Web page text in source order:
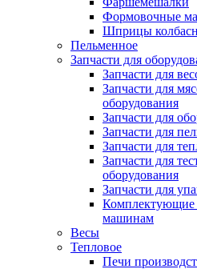
Формовочные
Шприцы
Пельменное
Запчасти для
Запчасти для
Запчасти для
оборудования
Запчасти для
Запчасти для
Запчасти для
Запчасти для
оборудования
Запчасти для
Комплектующие
машинам
Весы
Тепловое
Печи